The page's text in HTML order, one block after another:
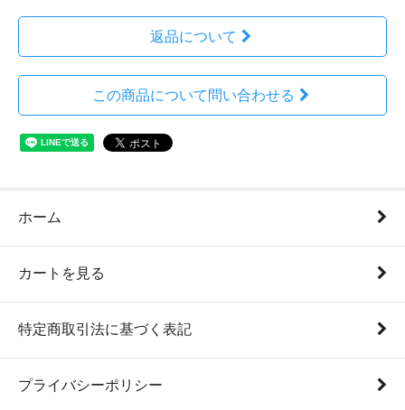
返品について
この商品について問い合わせる
ホーム
カートを見る
特定商取引法に基づく表記
プライバシーポリシー